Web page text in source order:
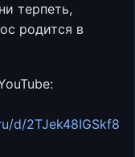
терпеть,
родится в
d/2TJek48IGSkf8